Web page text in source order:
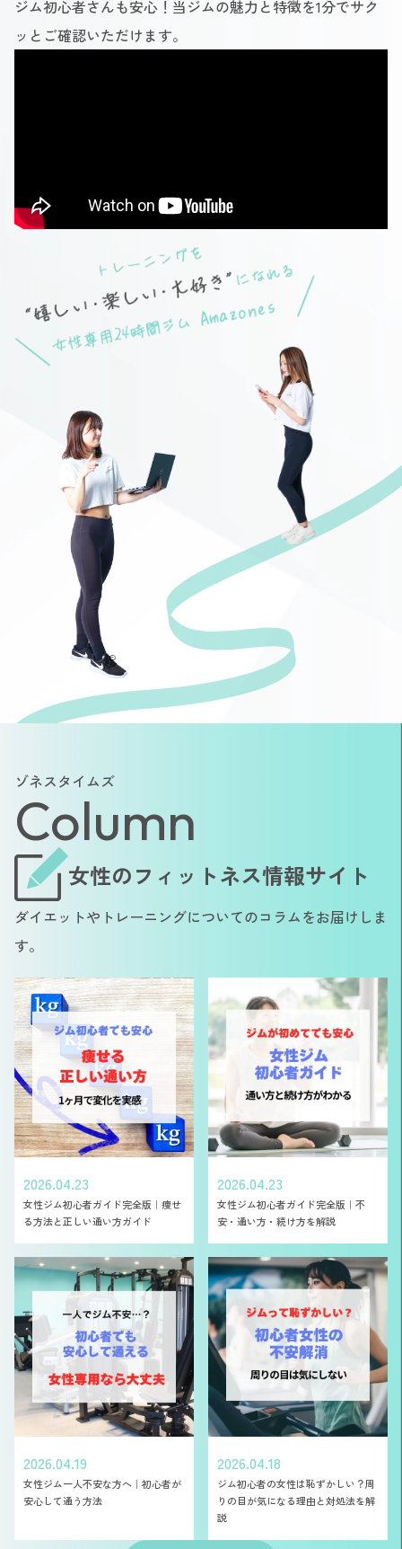
ジム初心者さんも安心！当ジムの魅力と特徴を1分でサク
ッとご確認いただけます。
ゾネスタイムズ
Column
女性のフィットネス情報サイト
ダイエットやトレーニングについてのコラムをお届けしま
す。
2026.04.23
女性ジム初心者ガイド完全版｜痩せ
る方法と正しい通い方ガイド
2026.04.23
女性ジム初心者ガイド完全版｜不
安・通い方・続け方を解説
2026.04.19
女性ジム一人不安な方へ｜初心者が
安心して通う方法
2026.04.18
ジム初心者の女性は恥ずかしい？周
りの目が気になる理由と対処法を解
説